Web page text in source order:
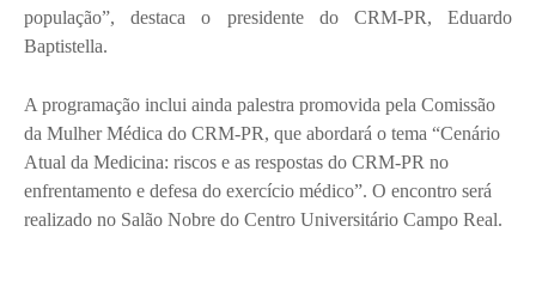
população”, destaca o presidente do CRM-PR, Eduardo
Baptistella.
A programação inclui ainda palestra promovida pela Comissão
da Mulher Médica do CRM-PR, que abordará o tema “Cenário
Atual da Medicina: riscos e as respostas do CRM-PR no
enfrentamento e defesa do exercício médico”. O encontro será
realizado no Salão Nobre do Centro Universitário Campo Real.